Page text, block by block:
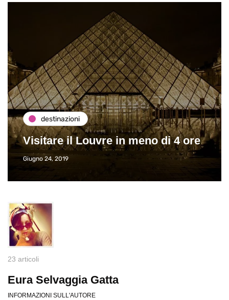
destinazioni
Visitare il Louvre in meno di 4 ore
Giugno 24, 2019
23 articoli
Eura Selvaggia Gatta
INFORMAZIONI SULL'AUTORE